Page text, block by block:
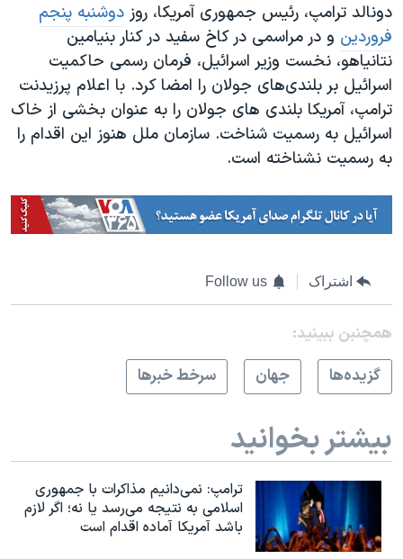
دونالد ترامپ، رئیس جمهوری آمریکا، روز دوشنبه پنجم
فروردین و در مراسمی در کاخ سفید در کنار بنیامین
نتانیاهو، نخست وزیر اسرائیل، فرمان رسمی حاکمیت
اسرائیل بر بلندی‌های جولان را امضا کرد. با اعلام پرزیدنت
ترامپ، آمریکا بلندی های جولان را به عنوان بخشی از خاک
اسرائیل به رسمیت شناخت. سازمان ملل هنوز این اقدام را
به رسمیت نشناخته است.
اشتراک Follow us
همچنبن ببینید:
گزيده‌ها
جهان سرخط خبرها
بیشتر بخوانید
ترامپ: نمی‌دانیم مذاکرات با جمهوری
اسلامی به نتیجه می‌رسد یا نه؛ اگر لازم
باشد آمریکا آماده اقدام است